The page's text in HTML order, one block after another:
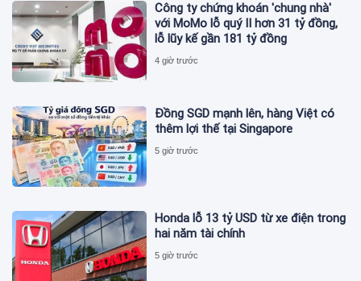
Công ty chứng khoán 'chung nhà'
với MoMo lỗ quý II hơn 31 tỷ đồng,
lỗ lũy kế gần 181 tỷ đồng
4 giờ trước
Đồng SGD mạnh lên, hàng Việt có
thêm lợi thế tại Singapore
5 giờ trước
Honda lỗ 13 tỷ USD từ xe điện trong
hai năm tài chính
5 giờ trước